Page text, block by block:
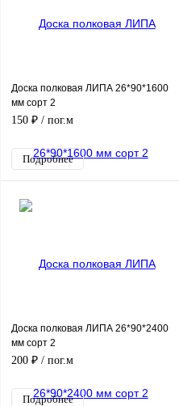
Доска полковая ЛИПА 26*90*1600
мм сорт 2
150 ₽ / пог.м
Подробнее
Доска полковая ЛИПА 26*90*2400
мм сорт 2
200 ₽ / пог.м
Подробнее